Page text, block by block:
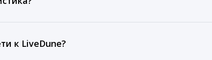
Бизнес отображаются сведения за 3 года, а
к LiveDune?